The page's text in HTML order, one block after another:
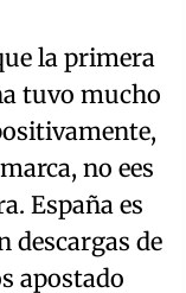
la primera
tuvo mucho
no ees
España es
descargas de
apostado